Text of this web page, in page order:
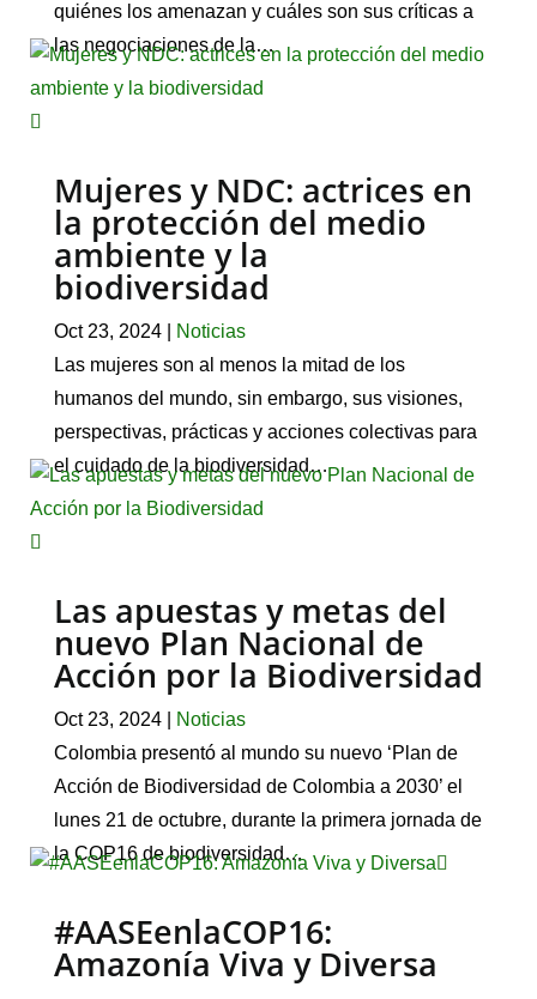
quiénes los amenazan y cuáles son sus críticas a
las negociaciones de la…
Mujeres y NDC: actrices en
la protección del medio
ambiente y la
biodiversidad
Oct 23, 2024|
Noticias
Las mujeres son al menos la mitad de los
humanos del mundo, sin embargo, sus visiones,
perspectivas, prácticas y acciones colectivas para
el cuidado de la biodiversidad…
Las apuestas y metas del
nuevo Plan Nacional de
Acción por la Biodiversidad
Oct 23, 2024|
Noticias
Colombia presentó al mundo su nuevo ‘Plan de
Acción de Biodiversidad de Colombia a 2030’ el
lunes 21 de octubre, durante la primera jornada de
la COP16 de biodiversidad…
#AASEenlaCOP16:
Amazonía Viva y Diversa